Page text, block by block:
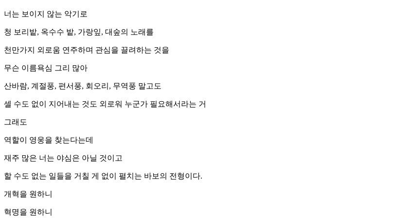
너는 보이지 않는 악기로
청 보리밭, 옥수수 밭, 가랑잎, 대숲의 노래를
천만가지 외로움 연주하며 관심을 끌려하는 것을
무슨 이름욕심 그리 많아
산바람, 계절풍, 편서풍, 회오리, 무역풍 말고도
셀 수도 없이 지어내는 것도 외로워 누군가 필요해서라는 거
그래도
역할이 영웅을 찾는다는데
재주 많은 너는 야심은 아닐 것이고
할 수도 없는 일들을 거칠 게 없이 펼치는 바보의 전형이다.
개혁을 원하니
혁명을 원하니